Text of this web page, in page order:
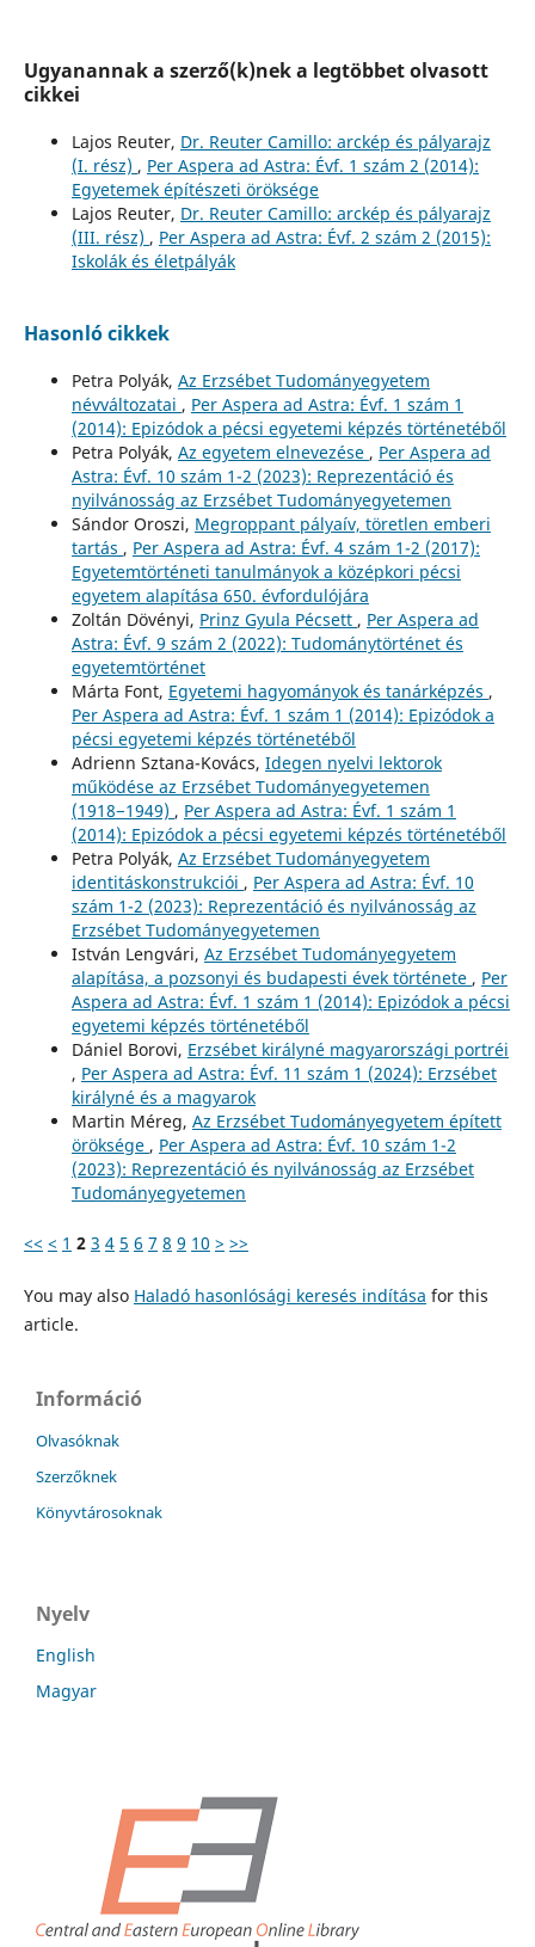
Ugyanannak a szerző(k)nek a legtöbbet olvasott
cikkei
Lajos Reuter, Dr. Reuter Camillo: arckép és pályarajz
(I. rész) , Per Aspera ad Astra: Évf. 1 szám 2 (2014):
Egyetemek építészeti öröksége
Lajos Reuter, Dr. Reuter Camillo: arckép és pályarajz
(III. rész) , Per Aspera ad Astra: Évf. 2 szám 2 (2015):
Iskolák és életpályák
Hasonló cikkek
Petra Polyák, Az Erzsébet Tudományegyetem
névváltozatai , Per Aspera ad Astra: Évf. 1 szám 1
(2014): Epizódok a pécsi egyetemi képzés történetéből
Petra Polyák, Az egyetem elnevezése , Per Aspera ad
Astra: Évf. 10 szám 1-2 (2023): Reprezentáció és
nyilvánosság az Erzsébet Tudományegyetemen
Sándor Oroszi, Megroppant pályaív, töretlen emberi
tartás , Per Aspera ad Astra: Évf. 4 szám 1-2 (2017):
Egyetemtörténeti tanulmányok a középkori pécsi
egyetem alapítása 650. évfordulójára
Zoltán Dövényi, Prinz Gyula Pécsett , Per Aspera ad
Astra: Évf. 9 szám 2 (2022): Tudománytörténet és
egyetemtörténet
Márta Font, Egyetemi hagyományok és tanárképzés ,
Per Aspera ad Astra: Évf. 1 szám 1 (2014): Epizódok a
pécsi egyetemi képzés történetéből
Adrienn Sztana-Kovács, Idegen nyelvi lektorok
működése az Erzsébet Tudományegyetemen
(1918−1949) , Per Aspera ad Astra: Évf. 1 szám 1
(2014): Epizódok a pécsi egyetemi képzés történetéből
Petra Polyák, Az Erzsébet Tudományegyetem
identitáskonstrukciói , Per Aspera ad Astra: Évf. 10
szám 1-2 (2023): Reprezentáció és nyilvánosság az
Erzsébet Tudományegyetemen
István Lengvári, Az Erzsébet Tudományegyetem
alapítása, a pozsonyi és budapesti évek története , Per
Aspera ad Astra: Évf. 1 szám 1 (2014): Epizódok a pécsi
egyetemi képzés történetéből
Dániel Borovi, Erzsébet királyné magyarországi portréi
, Per Aspera ad Astra: Évf. 11 szám 1 (2024): Erzsébet
királyné és a magyarok
Martin Méreg, Az Erzsébet Tudományegyetem épített
öröksége , Per Aspera ad Astra: Évf. 10 szám 1-2
(2023): Reprezentáció és nyilvánosság az Erzsébet
Tudományegyetemen
<< < 1 2 3 4 5 6 7 8 9 10 > >>
You may also Haladó hasonlósági keresés indítása for this
article.
Információ
Olvasóknak
Szerzőknek
Könyvtárosoknak
Nyelv
English
Magyar